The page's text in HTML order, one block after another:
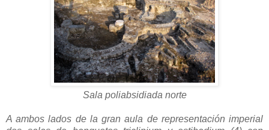
Sala poliabsidiada norte
A ambos lados de la gran aula de representación imperial